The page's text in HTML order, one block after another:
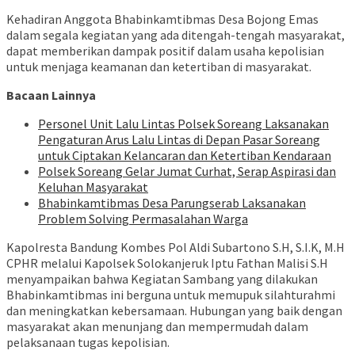
Kehadiran Anggota Bhabinkamtibmas Desa Bojong Emas
dalam segala kegiatan yang ada ditengah-tengah masyarakat,
dapat memberikan dampak positif dalam usaha kepolisian
untuk menjaga keamanan dan ketertiban di masyarakat.
Bacaan Lainnya
Personel Unit Lalu Lintas Polsek Soreang Laksanakan
Pengaturan Arus Lalu Lintas di Depan Pasar Soreang
untuk Ciptakan Kelancaran dan Ketertiban Kendaraan
Polsek Soreang Gelar Jumat Curhat, Serap Aspirasi dan
Keluhan Masyarakat
Bhabinkamtibmas Desa Parungserab Laksanakan
Problem Solving Permasalahan Warga
Kapolresta Bandung Kombes Pol Aldi Subartono S.H, S.I.K, M.H
CPHR melalui Kapolsek Solokanjeruk Iptu Fathan Malisi S.H
menyampaikan bahwa Kegiatan Sambang yang dilakukan
Bhabinkamtibmas ini berguna untuk memupuk silahturahmi
dan meningkatkan kebersamaan. Hubungan yang baik dengan
masyarakat akan menunjang dan mempermudah dalam
pelaksanaan tugas kepolisian.